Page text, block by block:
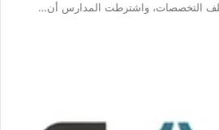
التخصصات، واشترطت المدارس أن…